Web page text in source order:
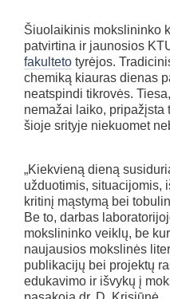
Šiuolaikinis mokslininko
patvirtina ir jaunosios
fakulteto tyrėjos.
chemiką kiauras dienas
neatspindi tikrovės.
nemažai laiko, pripažįsta
šioje srityje niekuomet
„Kiekvieną dieną
užduotimis, situacijomis,
kritinį mąstymą bei
Be to, darbas
mokslininko veiklų, be
naujausios mokslinės
publikacijų bei projektų
edukavimo ir išvykų į